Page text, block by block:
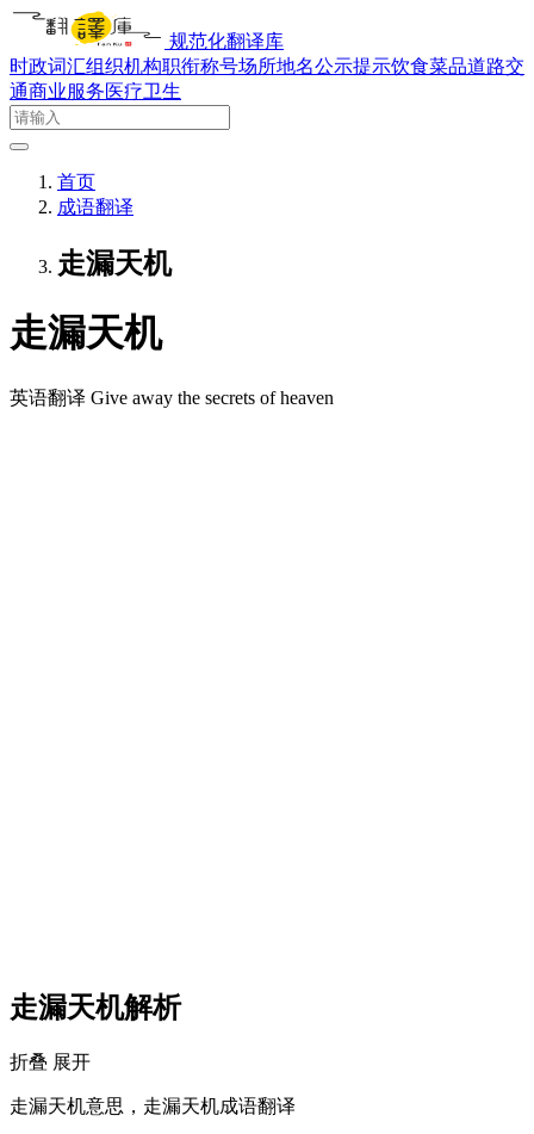
规范化翻译库
时政词汇组织机构职衔称号场所地名公示提示饮食菜品道路交
通商业服务医疗卫生
首页
成语翻译
走漏天机
走漏天机
英语翻译 Give away the secrets of heaven
走漏天机解析
折叠 展开
走漏天机意思，走漏天机成语翻译